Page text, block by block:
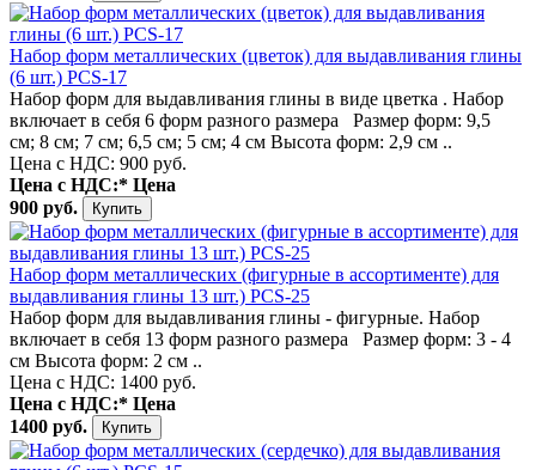
Набор форм металлических (цветок) для выдавливания глины
(6 шт.) PCS-17
Набор форм для выдавливания глины в виде цветка . Набор
включает в себя 6 форм разного размера Размер форм: 9,5
см; 8 см; 7 см; 6,5 см; 5 см; 4 см Высота форм: 2,9 см ..
Цена с НДС: 900 руб.
Цена с НДС:* Цена
900 руб.
Набор форм металлических (фигурные в ассортименте) для
выдавливания глины 13 шт.) PCS-25
Набор форм для выдавливания глины - фигурные. Набор
включает в себя 13 форм разного размера Размер форм: 3 - 4
см Высота форм: 2 см ..
Цена с НДС: 1400 руб.
Цена с НДС:* Цена
1400 руб.